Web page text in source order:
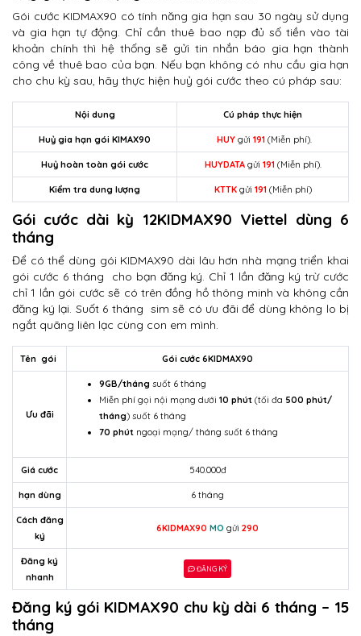
Gói cước KIDMAX90 có tính năng gia hạn sau 30 ngày sử dụng
và gia hạn tự động. Chỉ cần thuê bao nạp đủ số tiền vào tài
khoản chính thì hệ thống sẽ gửi tin nhắn báo gia hạn thành
công về thuê bao của bạn. Nếu bạn không có nhu cầu gia hạn
cho chu kỳ sau, hãy thực hiện huỷ gói cước theo cú pháp sau:
Nội dung Cú pháp thực hiện
Huỷ gia hạn gói KIMAX90 HUY gửi 191 (Miễn phí).
Huỷ hoàn toàn gói cước HUYDATA gửi 191 (Miễn phí).
Kiểm tra dung lượng KTTK gửi 191 (Miễn phí)
Gói cước dài kỳ 12KIDMAX90 Viettel dùng 6
tháng
Để có thể dùng gói KIDMAX90 dài lâu hơn nhà mạng triển khai
gói cước 6 tháng cho bạn đăng ký. Chỉ 1 lần đăng ký trừ cước
chỉ 1 lần gói cước sẽ có trên đồng hồ thông minh và không cần
đăng ký lại. Suốt 6 tháng sim sẽ có ưu đãi để dùng không lo bị
ngắt quãng liên lạc cùng con em mình.
Tên gói Gói cước 6KIDMAX90
Ưu đãi
9GB/tháng suốt 6 tháng
Miễn phí gọi nội mạng dưới 10 phút (tối đa 500 phút/
tháng) suốt 6 tháng
70 phút ngoại mạng/ tháng suốt 6 tháng
Giá cước 540.000đ
hạn dùng 6 tháng
Cách đăng
ký
6KIDMAX90 MO gửi 290
Đăng ký
nhanh
ĐĂNG KÝ
Đăng ký gói KIDMAX90 chu kỳ dài 6 tháng – 15
tháng